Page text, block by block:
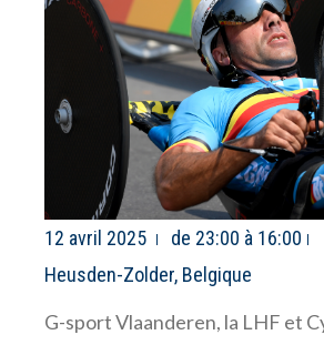
12 avril 2025
de 23:00 à 16:00
Heusden-Zolder, Belgique
G-sport Vlaanderen, la LHF et